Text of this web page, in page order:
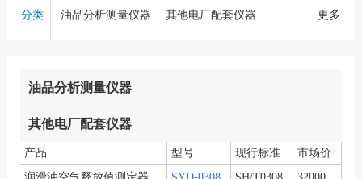
模最大的企业之一。我公司已通过ISO9001国际质量体
分类 油品分析测量仪器
其他电厂配套仪器
更多
油品分析测量仪器
其他电厂配套仪器
产品 型号 现行标准
市场价